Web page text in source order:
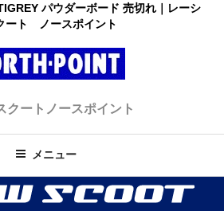
パウダーボード 売切れ｜レーシ
ート ノースポイント
ースポイント
クート ノースポイント
メニュー